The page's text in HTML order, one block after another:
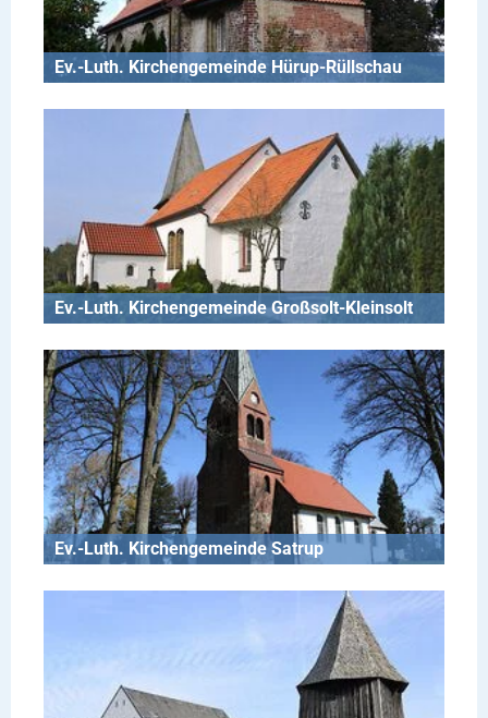
Ev.-Luth. Kirchengemeinde Hürup-Rüllschau
Ev.-Luth. Kirchengemeinde Großsolt-Kleinsolt
Ev.-Luth. Kirchengemeinde Satrup